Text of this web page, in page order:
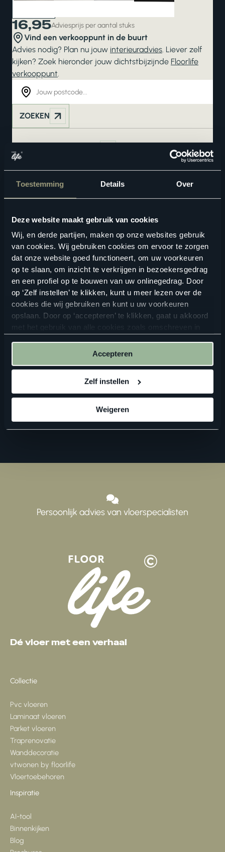
Toestemming Details Over
Deze website maakt gebruik van cookies
Wij, en derde partijen, maken op onze websites gebruik
van cookies. Wij gebruiken cookies om ervoor te zorgen
dat onze website goed functioneert, om uw voorkeuren
op te slaan, om inzicht te verkrijgen in bezoekersgedrag
en een profiel op te bouwen van uw onlinegedrag. Door
op ‘Zelf instellen’ te klikken, kunt u meer lezen over de
cookies die wij gebruiken en kunt u uw voorkeuren
opslaan. Door op ‘accepteren’ te klikken, gaat u akkoord
met het gebruik van alle cookies zoals omschreven in
Accepteren
Zelf instellen
Weigeren
16,95Adviesprijs per aantal stuks
Vind een verkooppunt in de buurt
Advies nodig? Plan nu jouw interieuradvies. Liever zelf
kijken? Zoek hieronder jouw dichtstbijzijnde Floorlife
verkooppunt.
ZOEKEN
Product kenmerken
ALTIJD IN DE BUURT
Vind een verkooppunt in de buurt
Persoonlijk advies van vloerspecialisten
Dé vloer met een verhaal
Collectie
Pvc vloeren
Laminaat vloeren
Parket vloeren
Traprenovatie
Wanddecoratie
vtwonen by floorlife
Vloertoebehoren
Inspiratie
AI-tool
Binnenkijken
Blog